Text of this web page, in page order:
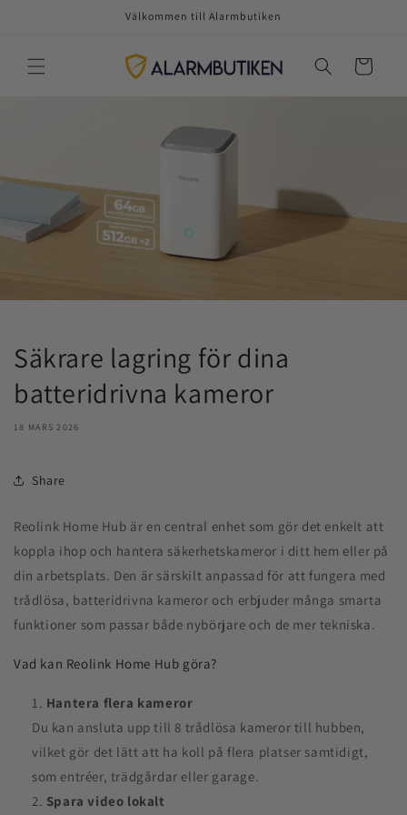
Välkommen till Alarmbutiken
Varukorg
Säkrare lagring för dina
batteridrivna kameror
18 MARS 2026
Share
Reolink Home Hub är en central enhet som gör det enkelt att
koppla ihop och hantera säkerhetskameror i ditt hem eller på
din arbetsplats. Den är särskilt anpassad för att fungera med
trådlösa, batteridrivna kameror och erbjuder många smarta
funktioner som passar både nybörjare och de mer tekniska.
Vad kan Reolink Home Hub göra?
Hantera flera kameror
Du kan ansluta upp till 8 trådlösa kameror till hubben,
vilket gör det lätt att ha koll på flera platser samtidigt,
som entréer, trädgårdar eller garage.
Spara video lokalt